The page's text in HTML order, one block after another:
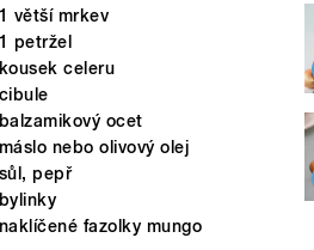
1 větší mrkev
1 petržel
kousek celeru
cibule
balzamikový ocet
máslo nebo olivový olej
sůl, pepř
bylinky
naklíčené fazolky mungo